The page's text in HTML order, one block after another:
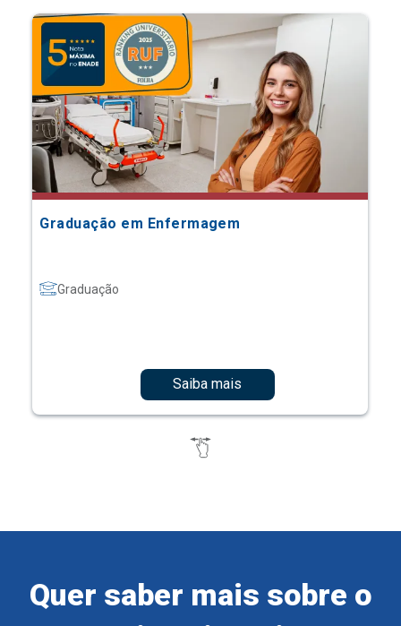
Graduação em Enfermagem
Graduação
Saiba mais
Quer saber mais sobre o